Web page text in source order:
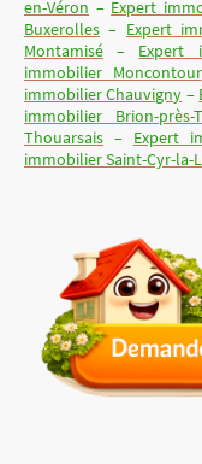
en-Véron – Expert
Buxerolles – Expert
Montamisé – Expert
immobilier Moncontour
immobilier Chauvigny –
immobilier Brion-près-
Thouarsais – Expert
immobilier Saint-Cyr-la-